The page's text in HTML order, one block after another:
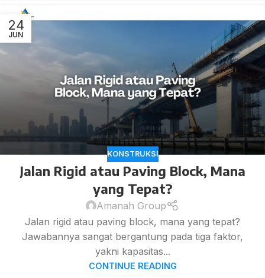
24
JUN
KONSTRUKSI
Jalan Rigid atau Paving Block, Mana
yang Tepat?
Amanah Group
Jalan rigid atau paving block, mana yang tepat?
Jawabannya sangat bergantung pada tiga faktor,
yakni kapasitas...
CONTINUE READING